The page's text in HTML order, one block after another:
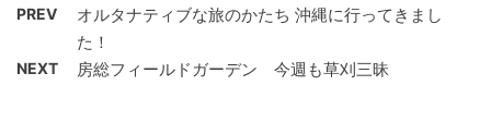
PREV
オルタナティブな旅のかたち 沖縄に行ってきまし
た！
NEXT 房総フィールドガーデン 今週も草刈三昧